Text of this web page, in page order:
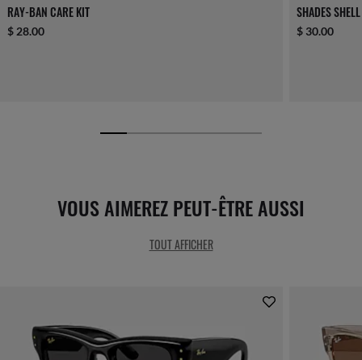
RAY-BAN CARE KIT
$ 28.00
SHADES
$ 30.00
VOUS AIMEREZ PEUT-ÊTRE AUSSI
TOUT AFFICHER